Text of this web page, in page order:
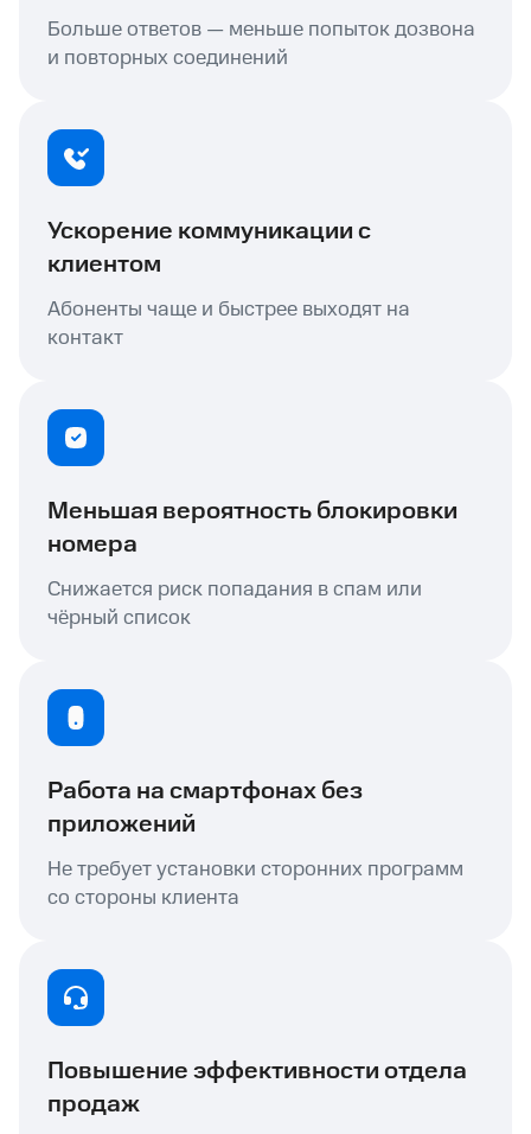
Больше ответов — меньше попыток дозвона
и повторных соединений
Ускорение коммуникации с
клиентом
Абоненты чаще и быстрее выходят на
контакт
Меньшая вероятность блокировки
номера
Снижается риск попадания в спам или
чёрный список
Работа на смартфонах без
приложений
Не требует установки сторонних программ
со стороны клиента
Повышение эффективности отдела
продаж